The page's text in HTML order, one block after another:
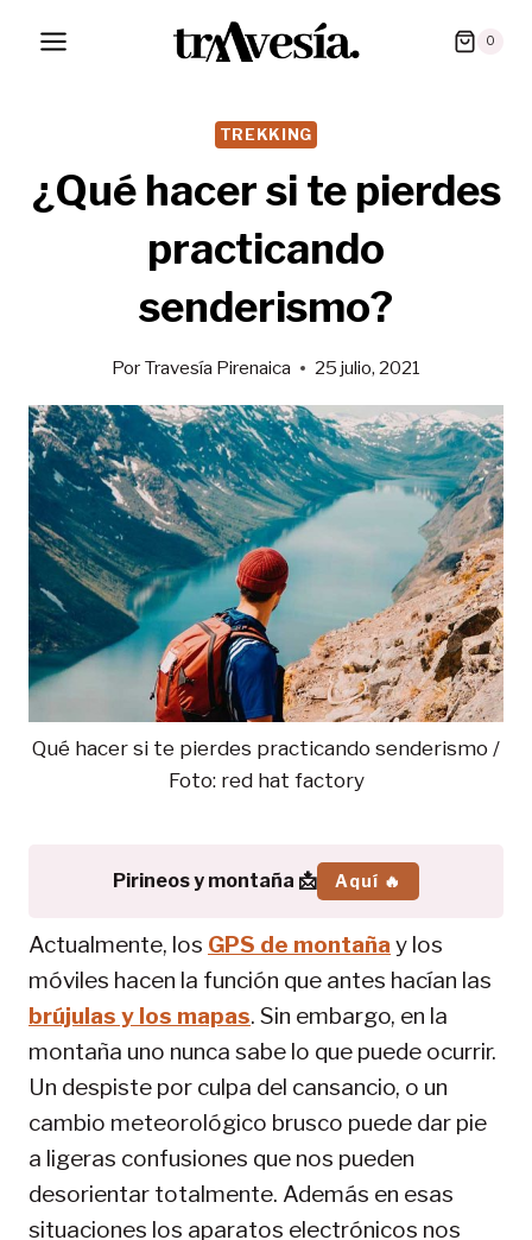
0
TREKKING
¿Qué hacer si te pierdes
practicando
senderismo?
Por Travesía Pirenaica 25 julio, 2021
Qué hacer si te pierdes practicando senderismo /
Foto: red hat factory
Pirineos y montaña 📩 Aquí 🔥
Actualmente, los GPS de montaña y los
móviles hacen la función que antes hacían las
brújulas y los mapas. Sin embargo, en la
montaña uno nunca sabe lo que puede ocurrir.
Un despiste por culpa del cansancio, o un
cambio meteorológico brusco puede dar pie
a ligeras confusiones que nos pueden
desorientar totalmente. Además en esas
situaciones los aparatos electrónicos nos